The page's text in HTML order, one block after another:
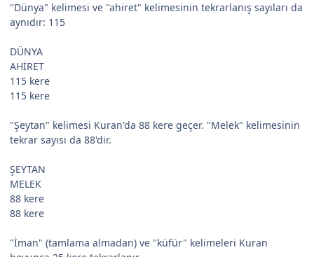
"Dünya" kelimesi ve "ahiret" kelimesinin tekrarlanış sayıları da
aynıdır: 115
DÜNYA
AHİRET
115 kere
115 kere
"Şeytan" kelimesi Kuran'da 88 kere geçer. "Melek" kelimesinin
tekrar sayısı da 88'dir.
ŞEYTAN
MELEK
88 kere
88 kere
"İman" (tamlama almadan) ve "küfür" kelimeleri Kuran